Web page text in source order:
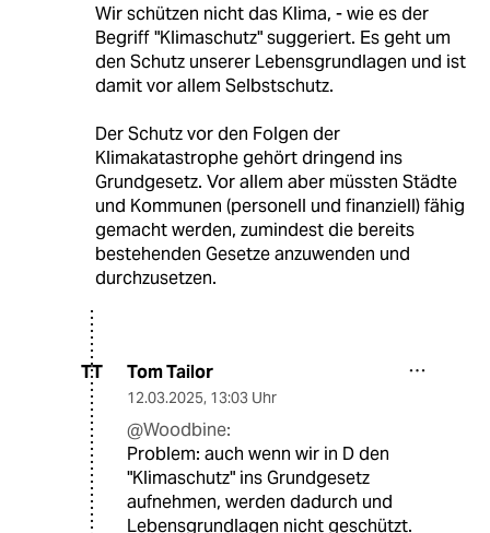
Wir schützen nicht das Klima, - wie es der
Begriff "Klimaschutz" suggeriert. Es geht um
den Schutz unserer Lebensgrundlagen und ist
damit vor allem Selbstschutz.
Der Schutz vor den Folgen der
Klimakatastrophe gehört dringend ins
Grundgesetz. Vor allem aber müssten Städte
und Kommunen (personell und finanziell) fähig
gemacht werden, zumindest die bereits
bestehenden Gesetze anzuwenden und
durchzusetzen.
TT Tom Tailor
12.03.2025, 13:03 Uhr
@Woodbine:
Problem: auch wenn wir in D den
"Klimaschutz" ins Grundgesetz
aufnehmen, werden dadurch und
Lebensgrundlagen nicht geschützt.